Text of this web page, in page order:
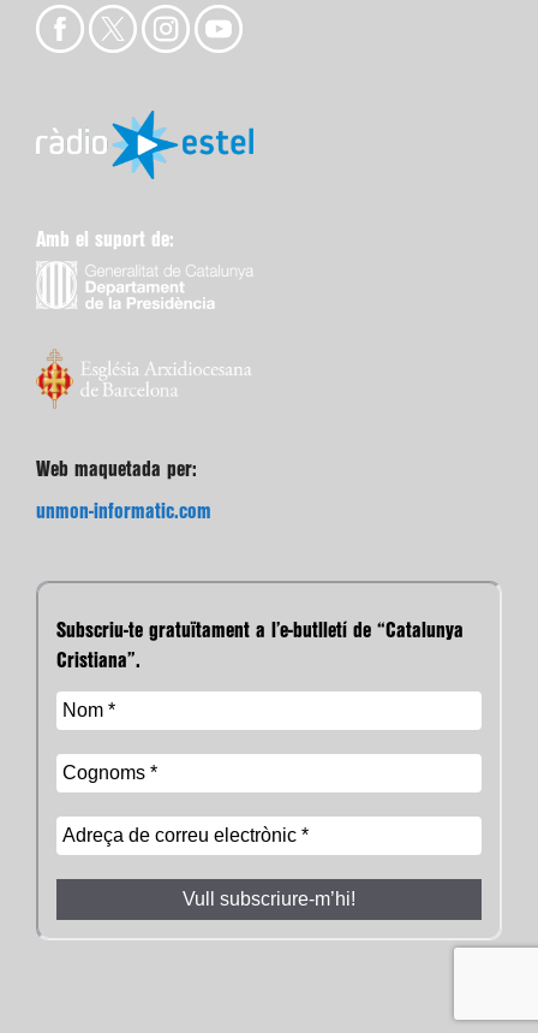
Amb el suport de:
Web maquetada per:
unmon-informatic.com
Subscriu-te gratuïtament a l’e-butlletí de “Catalunya
Cristiana”.